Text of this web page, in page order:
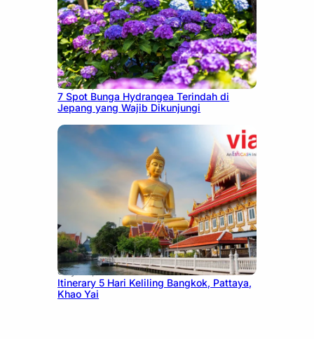
July 23, 2026
7 Spot Bunga Hydrangea Terindah di
Jepang yang Wajib Dikunjungi
July 20, 2026
Itinerary 5 Hari Keliling Bangkok, Pattaya,
Khao Yai